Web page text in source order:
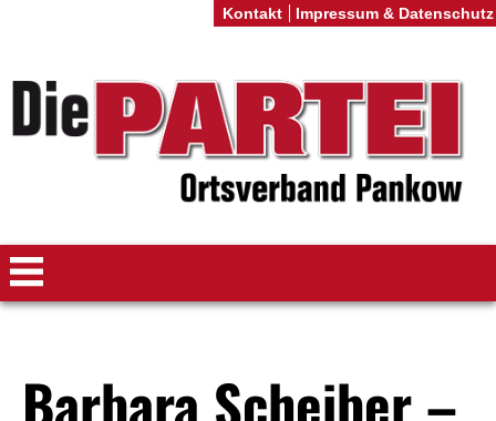
Barbara Scheiber –
Kontakt Impressum & Datenschutz